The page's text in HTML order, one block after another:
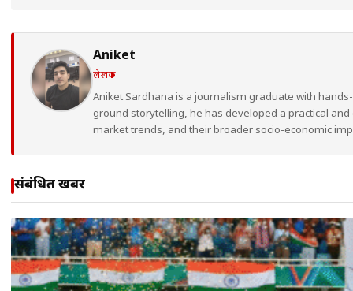
Aniket
लेखक
Aniket Sardhana is a journalism graduate with
ground storytelling, he has developed a practical
market trends, and their broader socio-economic
संबंधित खबरें